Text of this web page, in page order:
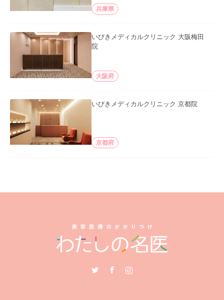
兵庫県
いびきメディカルクリニック 大阪梅田
院
大阪府
いびきメディカルクリニック 京都院
京都府
Instagram